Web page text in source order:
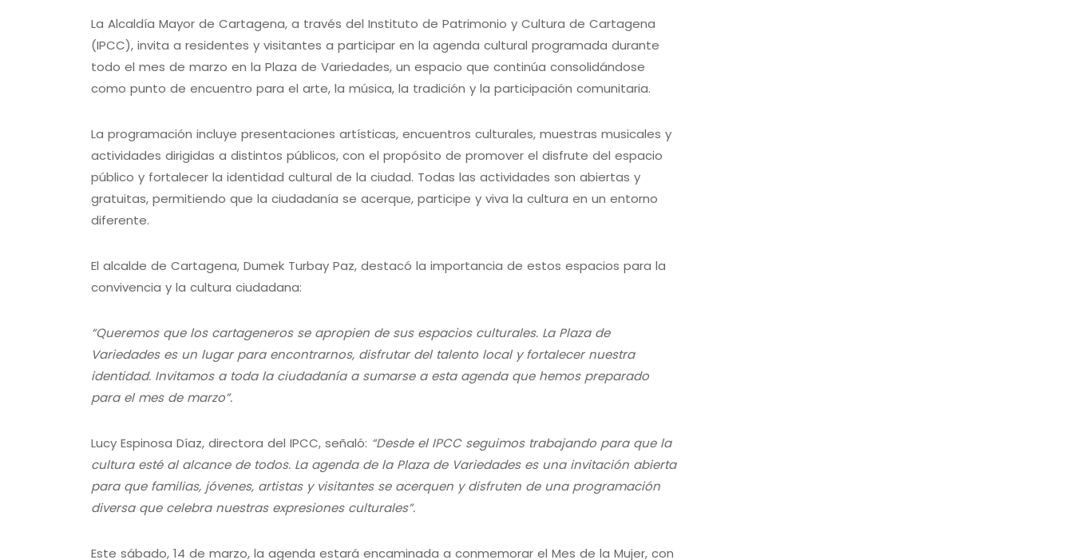
La Alcaldía Mayor de Cartagena, a través del Instituto de Patrimonio y Cultura de Cartagena
(IPCC), invita a residentes y visitantes a participar en la agenda cultural programada durante
todo el mes de marzo en la Plaza de Variedades, un espacio que continúa consolidándose
como punto de encuentro para el arte, la música, la tradición y la participación comunitaria.
La programación incluye presentaciones artísticas, encuentros culturales, muestras musicales y
actividades dirigidas a distintos públicos, con el propósito de promover el disfrute del espacio
público y fortalecer la identidad cultural de la ciudad. Todas las actividades son abiertas y
gratuitas, permitiendo que la ciudadanía se acerque, participe y viva la cultura en un entorno
diferente.
El alcalde de Cartagena, Dumek Turbay Paz, destacó la importancia de estos espacios para la
convivencia y la cultura ciudadana:
“Queremos que los cartageneros se apropien de sus espacios culturales. La Plaza de
Variedades es un lugar para encontrarnos, disfrutar del talento local y fortalecer nuestra
identidad. Invitamos a toda la ciudadanía a sumarse a esta agenda que hemos preparado
para el mes de marzo”.
Lucy Espinosa Díaz, directora del IPCC, señaló: “Desde el IPCC seguimos trabajando para que la
cultura esté al alcance de todos. La agenda de la Plaza de Variedades es una invitación abierta
para que familias, jóvenes, artistas y visitantes se acerquen y disfruten de una programación
diversa que celebra nuestras expresiones culturales”.
Este sábado, 14 de marzo, la agenda estará encaminada a conmemorar el Mes de la Mujer, con